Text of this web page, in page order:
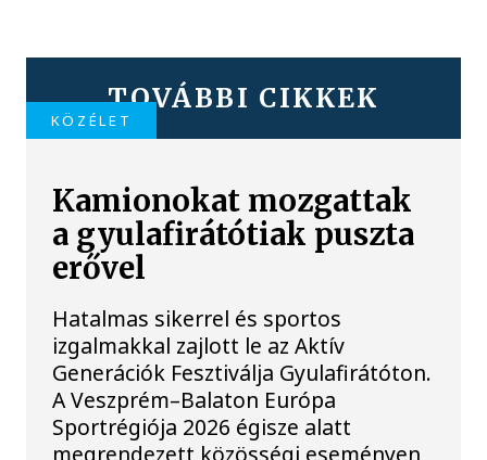
TOVÁBBI CIKKEK
KÖZÉLET
Kamionokat mozgattak
a gyulafirátótiak puszta
erővel
Hatalmas sikerrel és sportos
izgalmakkal zajlott le az Aktív
Generációk Fesztiválja Gyulafirátóton.
A Veszprém–Balaton Európa
Sportrégiója 2026 égisze alatt